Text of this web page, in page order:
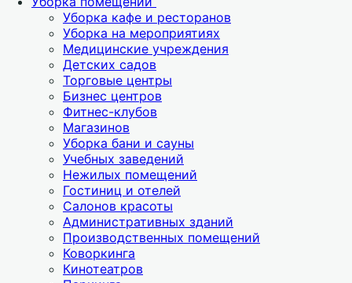
Уборка кафе и ресторанов
Уборка на мероприятиях
Медицинские учреждения
Детских садов
Торговые центры
Бизнес центров
Фитнес-клубов
Магазинов
Уборка бани и сауны
Учебных заведений
Нежилых помещений
Гостиниц и отелей
Салонов красоты
Административных зданий
Производственных помещений
Коворкинга
Кинотеатров